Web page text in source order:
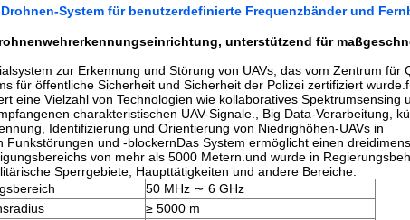
System für benutzerdefinierte Frequenzbänder und
unterstützend für
zur Erkennung und Störung von UAVs, das vom Zentrum für
für öffentliche Sicherheit und Sicherheit der Polizei zertifiziert
eine Vielzahl von Technologien wie kollaboratives Spektrumsensing
charakteristischen UAV-Signale., Big Data-Verarbeitung,
Identifizierung und Orientierung von Niedrighöhen-UAVs in
Funkstörungen und -blockernDas System ermöglicht einen
von mehr als 5000 Metern.und wurde in
Sperrgebiete, Haupttätigkeiten und andere Bereiche.
50 MHz ∼ 6 GHz
≥ 5000 m